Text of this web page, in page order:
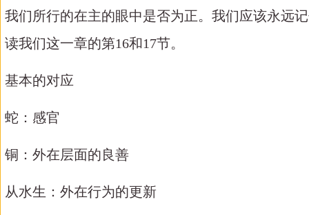
我们所行的在主的眼中是否为正。我们应该永远
读我们这一章的第16和17节。
基本的对应
蛇：感官
铜：外在层面的良善
从水生：外在行为的更新